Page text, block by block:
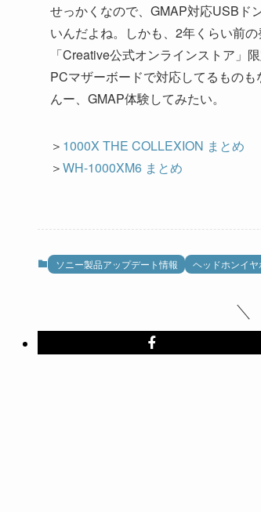
せっかくなので、GMAP対応USBド
いんだよね。しかも、2年くらい前
「Creative公式オンラインストア」
PCマザーボードで対応してるものも
んー、GMAP体験してみたい。
＞ 1000X THE COLLEXION まとめ
＞WH-1000XM6 まとめ
ソニー製品アップデート情報 ヘッドホンイヤ